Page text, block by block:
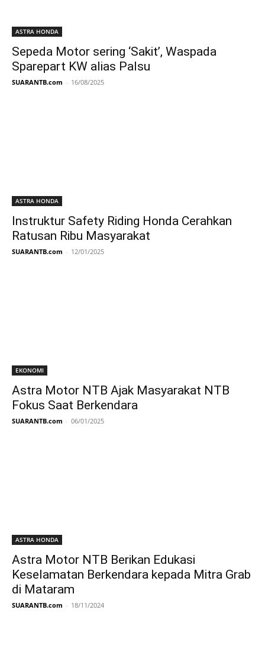
ASTRA HONDA
Sepeda Motor sering ‘Sakit’, Waspada
Sparepart KW alias Palsu
SUARANTB.com - 16/08/2025
ASTRA HONDA
Instruktur Safety Riding Honda Cerahkan
Ratusan Ribu Masyarakat
SUARANTB.com - 12/01/2025
EKONOMI
Astra Motor NTB Ajak Masyarakat NTB
Fokus Saat Berkendara
SUARANTB.com - 06/01/2025
ASTRA HONDA
Astra Motor NTB Berikan Edukasi
Keselamatan Berkendara kepada Mitra Grab
di Mataram
SUARANTB.com - 18/11/2024